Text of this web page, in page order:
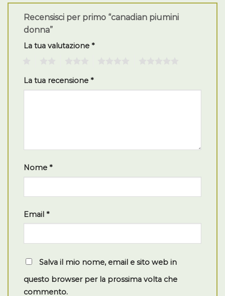
Recensisci per primo “canadian piumini
donna”
La tua valutazione *
La tua recensione *
Nome *
Email *
Salva il mio nome, email e sito web in
questo browser per la prossima volta che
commento.